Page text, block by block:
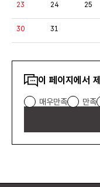
23 상세보기
24 상세보기
25
30 상세보기
31
콘텐츠
조사
이 페이지에서
매우만족 만족